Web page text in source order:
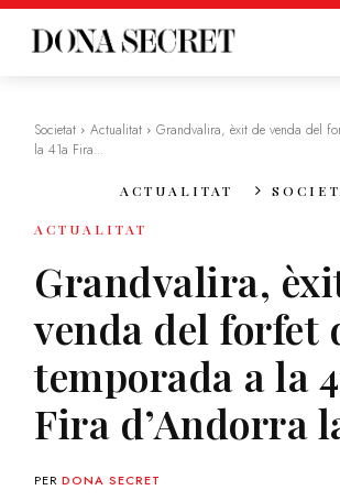
Societat Actualitat
Grandvalira, èxit de venda del
la 41a Fira...
ACTUALITAT
ACTUALITAT
Grandvalira,
venda del forfet
temporada a la
Fira d’Andorra
PER DONA SECRET